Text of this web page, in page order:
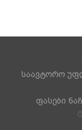
საავტორო
ფასები